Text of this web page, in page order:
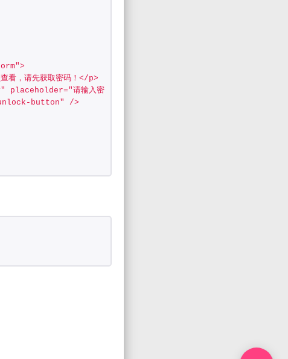
，请先获取密码！</p>
请输入密码" class="password-input" />
button" />